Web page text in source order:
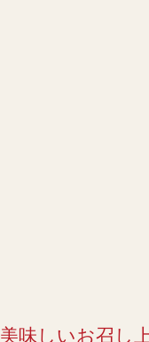
美味しいお召し